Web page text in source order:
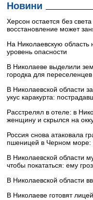
Новини
Херсон остается без
восстановление может
На Николаевскую область
уровень опасности
В Николаеве выделили
городка для переселенцев
В Николаевской области
укус каракурта:
Расстрелял в отеле: в
женщину и скрылся на
Россия снова атаковала
пшеницей в Черном море:
В Николаевской области
чтобы покататься: ему
В Николаевской области
В Николаеве готовят